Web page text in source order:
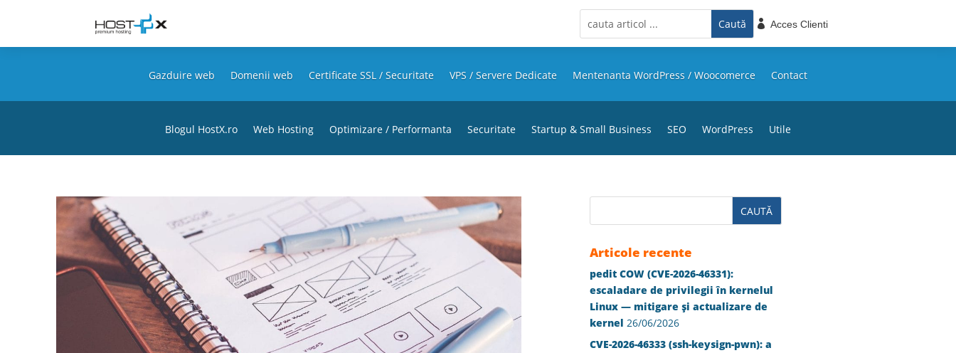
 Acces Clienti
Gazduire web Domenii web Certificate SSL / Securitate VPS / Servere Dedicate Mentenanta WordPress / Woocomerce Contact
Blogul HostX.ro Web Hosting Optimizare / Performanta Securitate Startup & Small Business SEO WordPress Utile
Articole recente
pedit COW (CVE-2026-46331):
escaladare de privilegii în kernelul
Linux — mitigare și actualizare de
kernel 26/06/2026
CVE-2026-46333 (ssh-keysign-pwn): a